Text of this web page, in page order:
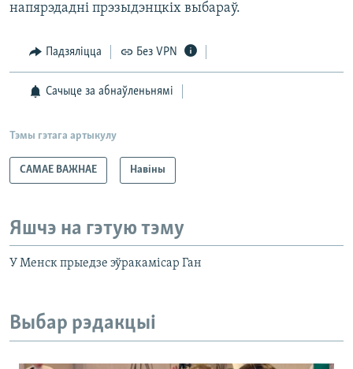
напярэдадні прэзыдэнцкіх выбараў.
Падзяліцца Без VPN
Сачыце за абнаўленьнямі
Тэмы гэтага артыкулу
САМАЕ ВАЖНАЕ Навіны
Яшчэ на гэтую тэму
У Менск прыедзе эўракамісар Ган
Выбар рэдакцыі